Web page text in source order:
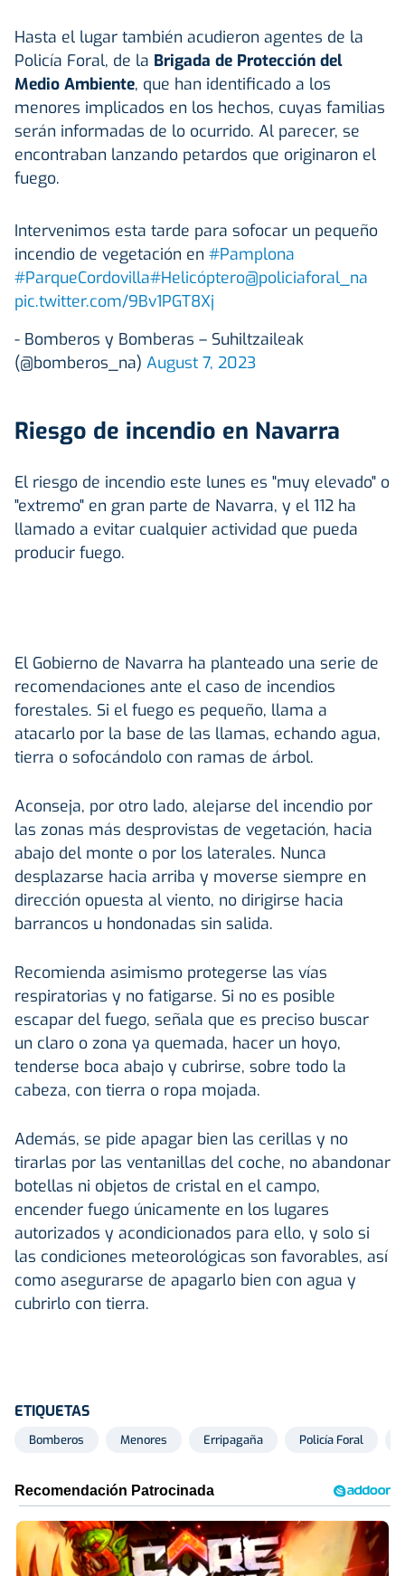
Hasta el lugar también acudieron agentes de la
Policía Foral, de la Brigada de Protección del
Medio Ambiente, que han identificado a los
menores implicados en los hechos, cuyas familias
serán informadas de lo ocurrido. Al parecer, se
encontraban lanzando petardos que originaron el
fuego.
Intervenimos esta tarde para sofocar un pequeño
incendio de vegetación en #Pamplona
#ParqueCordovilla#Helicóptero@policiaforal_na
pic.twitter.com/9Bv1PGT8Xj
- Bomberos y Bomberas – Suhiltzaileak
(@bomberos_na) August 7, 2023
Riesgo de incendio en Navarra
El riesgo de incendio este lunes es "muy elevado" o
"extremo" en gran parte de Navarra, y el 112 ha
llamado a evitar cualquier actividad que pueda
producir fuego.
El Gobierno de Navarra ha planteado una serie de
recomendaciones ante el caso de incendios
forestales. Si el fuego es pequeño, llama a
atacarlo por la base de las llamas, echando agua,
tierra o sofocándolo con ramas de árbol.
Aconseja, por otro lado, alejarse del incendio por
las zonas más desprovistas de vegetación, hacia
abajo del monte o por los laterales. Nunca
desplazarse hacia arriba y moverse siempre en
dirección opuesta al viento, no dirigirse hacia
barrancos u hondonadas sin salida.
Recomienda asimismo protegerse las vías
respiratorias y no fatigarse. Si no es posible
escapar del fuego, señala que es preciso buscar
un claro o zona ya quemada, hacer un hoyo,
tenderse boca abajo y cubrirse, sobre todo la
cabeza, con tierra o ropa mojada.
Además, se pide apagar bien las cerillas y no
tirarlas por las ventanillas del coche, no abandonar
botellas ni objetos de cristal en el campo,
encender fuego únicamente en los lugares
autorizados y acondicionados para ello, y solo si
las condiciones meteorológicas son favorables, así
como asegurarse de apagarlo bien con agua y
cubrirlo con tierra.
ETIQUETAS
Bomberos Menores Erripagaña Policía Foral